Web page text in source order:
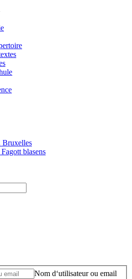
Bruxelles
blasens
Nom d‘utilisateur ou email